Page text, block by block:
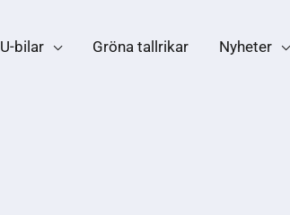
bilar Gröna tallrikar Nyheter